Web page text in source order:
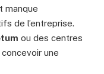
manque
de l’entreprise.
ou des centres
une